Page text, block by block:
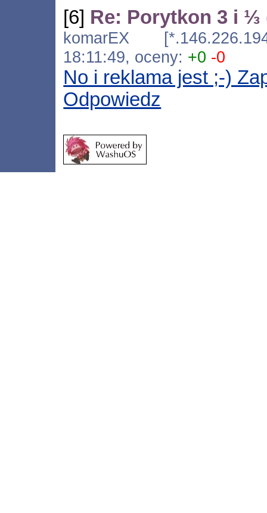
[6] Re: Porytkon 3 i ⅓
komarEX
18:11:49, oceny: +0 -0
No i reklama jest ;-)
Odpowiedz